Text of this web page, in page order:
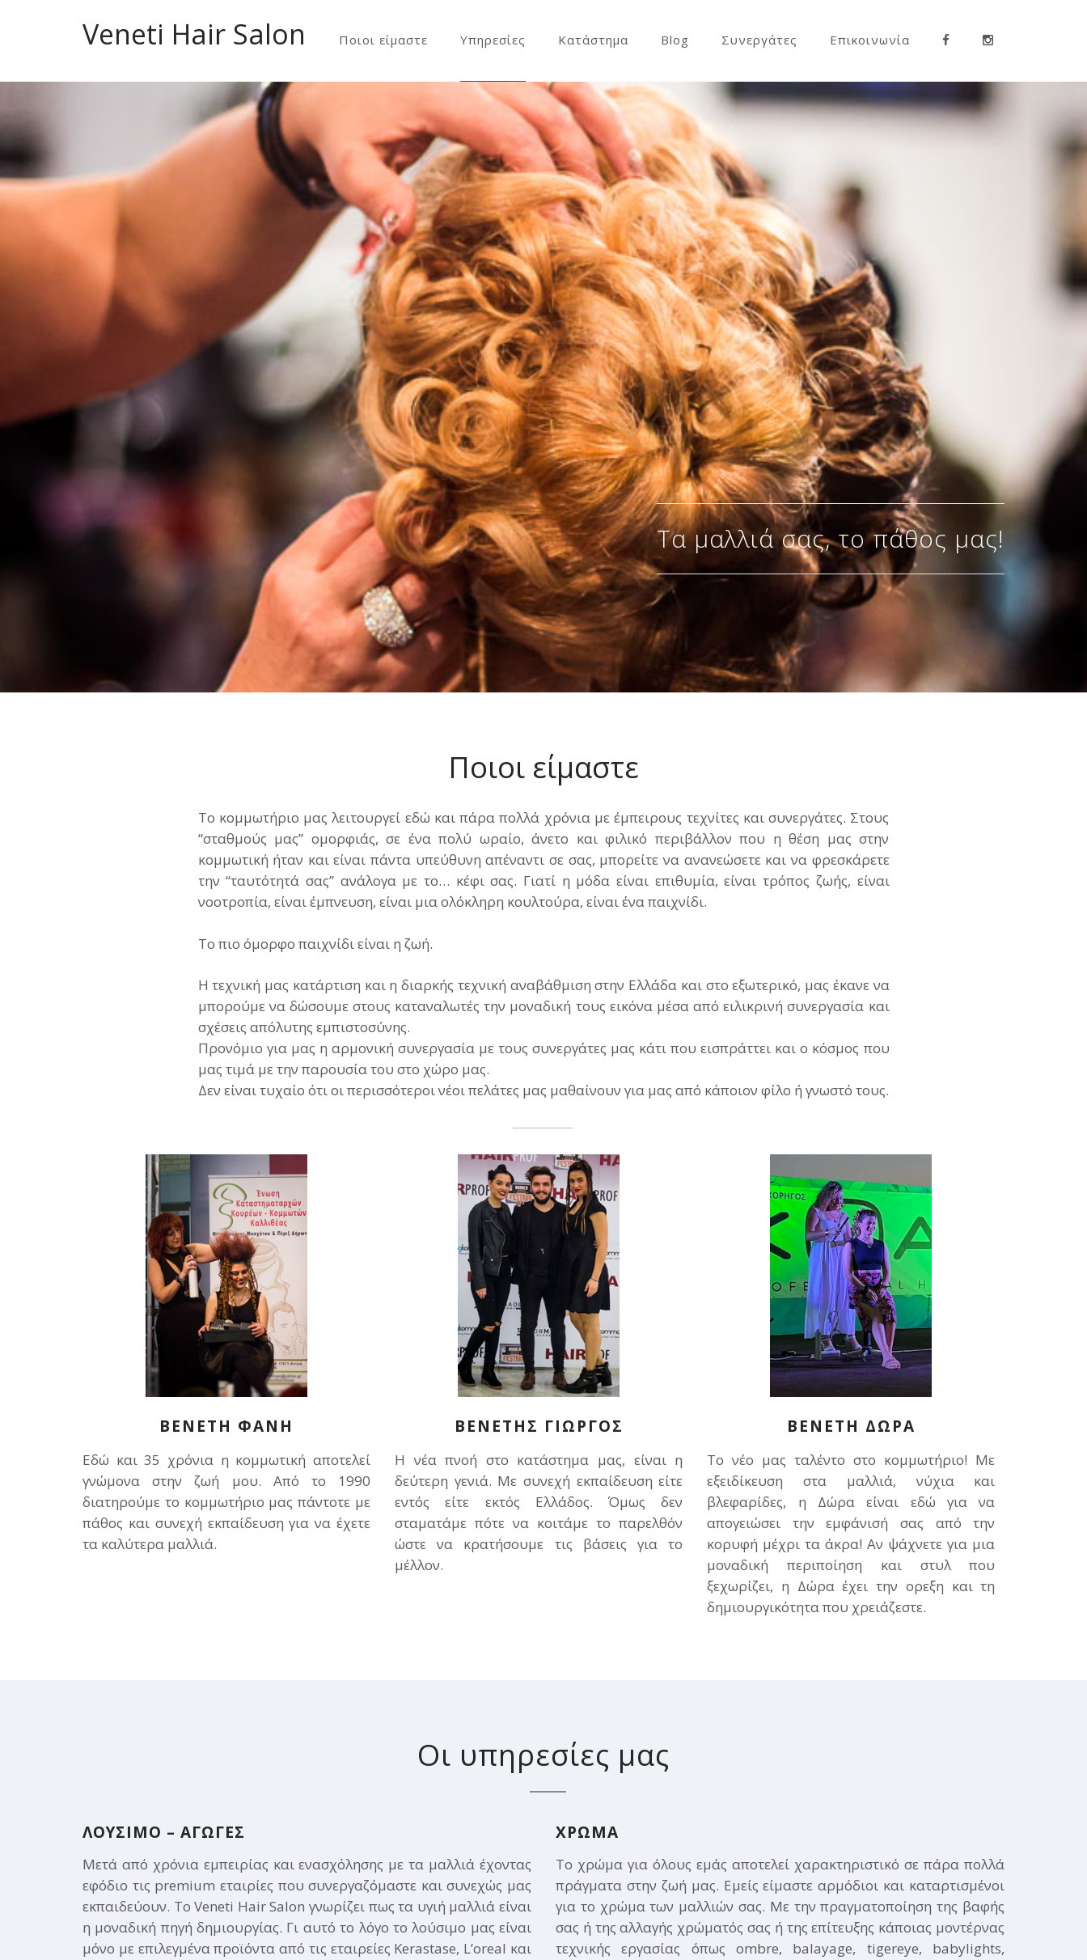
Veneti Hair Salon Ποιοι είμαστε Υπηρεσίες Κατάστημα Blog Συνεργάτες Επικοινωνία
Τα μαλλιά σας, το πάθος μας!
Ποιοι είμαστε
Το κομμωτήριο μας λειτουργεί εδώ και πάρα πολλά χρόνια με έμπειρους τεχνίτες και συνεργάτες. Στους
“σταθμούς μας” ομορφιάς, σε ένα πολύ ωραίο, άνετο και φιλικό περιβάλλον που η θέση μας στην
κομμωτική ήταν και είναι πάντα υπεύθυνη απέναντι σε σας, μπορείτε να ανανεώσετε και να φρεσκάρετε
την “ταυτότητά σας” ανάλογα με το… κέφι σας. Γιατί η μόδα είναι επιθυμία, είναι τρόπος ζωής, είναι
νοοτροπία, είναι έμπνευση, είναι μια ολόκληρη κουλτούρα, είναι ένα παιχνίδι.
Το πιο όμορφο παιχνίδι είναι η ζωή.
Η τεχνική μας κατάρτιση και η διαρκής τεχνική αναβάθμιση στην Ελλάδα και στο εξωτερικό, μας έκανε να
μπορούμε να δώσουμε στους καταναλωτές την μοναδική τους εικόνα μέσα από ειλικρινή συνεργασία και
σχέσεις απόλυτης εμπιστοσύνης.
Προνόμιο για μας η αρμονική συνεργασία με τους συνεργάτες μας κάτι που εισπράττει και ο κόσμος που
μας τιμά με την παρουσία του στο χώρο μας.
Δεν είναι τυχαίο ότι οι περισσότεροι νέοι πελάτες μας μαθαίνουν για μας από κάποιον φίλο ή γνωστό τους.
ΒΕΝΕΤΗ ΦΑΝΗ
Εδώ και 35 χρόνια η κομμωτική αποτελεί
γνώμονα στην ζωή μου. Από το 1990
διατηρούμε το κομμωτήριο μας πάντοτε με
πάθος και συνεχή εκπαίδευση για να έχετε
τα καλύτερα μαλλιά.
ΒΕΝΕΤΗΣ ΓΙΩΡΓΟΣ
Η νέα πνοή στο κατάστημα μας, είναι η
δεύτερη γενιά. Με συνεχή εκπαίδευση είτε
εντός είτε εκτός Ελλάδος. Όμως δεν
σταματάμε πότε να κοιτάμε το παρελθόν
ώστε να κρατήσουμε τις βάσεις για το
μέλλον.
ΒΕΝΕΤΗ ΔΩΡΑ
Το νέο μας ταλέντο στο κομμωτήριο! Με
εξειδίκευση στα μαλλιά, νύχια και
βλεφαρίδες, η Δώρα είναι εδώ για να
απογειώσει την εμφάνισή σας από την
κορυφή μέχρι τα άκρα! Αν ψάχνετε για μια
μοναδική περιποίηση και στυλ που
ξεχωρίζει, η Δώρα έχει την ορεξη και τη
δημιουργικότητα που χρειάζεστε.
Οι υπηρεσίες μας
ΛΟΥΣΙΜΟ – ΑΓΩΓΕΣ
Μετά από χρόνια εμπειρίας και ενασχόλησης με τα μαλλιά έχοντας
εφόδιο τις premium εταιρίες που συνεργαζόμαστε και συνεχώς μας
εκπαιδεύουν. Το Veneti Hair Salon γνωρίζει πως τα υγιή μαλλιά είναι
η μοναδική πηγή δημιουργίας. Γι αυτό το λόγο το λούσιμο μας είναι
μόνο με επιλεγμένα προϊόντα από τις εταιρείες Kerastase, L’oreal και
ΧΡΩΜΑ
Το χρώμα για όλους εμάς αποτελεί χαρακτηριστικό σε πάρα πολλά
πράγματα στην ζωή μας. Εμείς είμαστε αρμόδιοι και καταρτισμένοι
για το χρώμα των μαλλιών σας. Με την πραγματοποίηση της βαφής
σας ή της αλλαγής χρώματός σας ή της επίτευξης κάποιας μοντέρνας
τεχνικής εργασίας όπως ombre, balayage, tigereye, babylights,